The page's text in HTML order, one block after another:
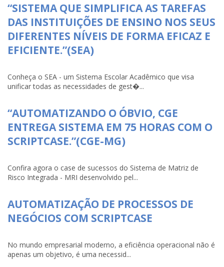
“SISTEMA QUE SIMPLIFICA AS TAREFAS
DAS INSTITUIÇÕES DE ENSINO NOS SEUS
DIFERENTES NÍVEIS DE FORMA EFICAZ E
EFICIENTE.”(SEA)
Conheça o SEA - um Sistema Escolar Acadêmico que visa
unificar todas as necessidades de gest�...
“AUTOMATIZANDO O ÓBVIO, CGE
ENTREGA SISTEMA EM 75 HORAS COM O
SCRIPTCASE.”(CGE-MG)
Confira agora o case de sucessos do Sistema de Matriz de
Risco Integrada - MRI desenvolvido pel...
AUTOMATIZAÇÃO DE PROCESSOS DE
NEGÓCIOS COM SCRIPTCASE
No mundo empresarial moderno, a eficiência operacional não é
apenas um objetivo, é uma necessid...